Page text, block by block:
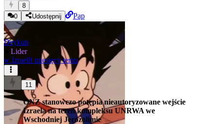
8
0
Udostępnij Pap
Deykun
Lider
w Izrael8 miesięcy temu
11
ONZ stanowczo potępia nieautoryzowane wejście
Izraela na teren kompleksu UNRWA we
Wschodniej Jerozolimie